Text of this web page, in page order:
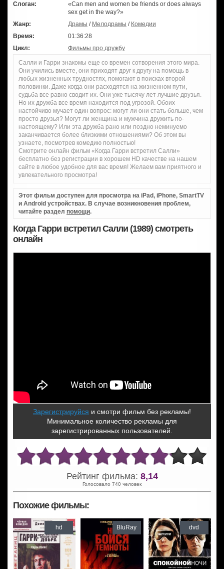
Слоган:
«Can men and women be friends or does always
sex get in the way?»
Жанр:
Драмы / Мелодрамы / Комедии
Время:
01:36:28
Цикл:
Фильмы про дружбу
Салли и Гарри знакомы еще со времен сотворения этого мира.
Они учились вместе, они приходят друг к другу на помощь в
любых жизненных трудностях, помогают в поисках второй
половинки. Даже когда они расходятся на жизненном пути,
судьба все равно сводит их. Они уже тысячу лет лучшие друзья.
Но их дружба все время находится под угрозой. Обоих
настойчиво мучает один вопрос: могут ли они стать больше, чем
просто друзья? Могут ли женщина и мужчина дружить по-
настоящему? Или эта дружба рано или поздно неминуемо
заканчивается более близкими отношениями? Об этом вы
узнаете, посмотрев комедию полностью!
Смотрите онлайн фильм «Когда Гарри встретил Салли»
бесплатно без регистрации в хорошем HD качестве на нашем
сайте в любое удобное для вас время! Желаем вам приятного и
увлекательного просмотра!
Этот фильм доступен для просмотра на iPad, iPhone, SmartTV
и Android устройствах. В случае возникновения проблем,
читайте раздел помощи.
Когда Гарри встретил Салли (1989) смотреть
онлайн
Зарегистрируйся и смотри фильм без рекламы!
Минимальное количество рекламы для
зарегистрированных пользователей.
Рейтинг фильма: 8,14
Голосовало 740 человек
Похожие фильмы:
hd BluRay dvd